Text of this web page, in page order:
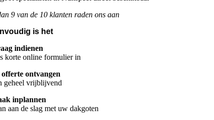
9 van de 10 klanten raden ons aan
is het
indienen
korte online formulier in
ontvangen
geheel vrijblijvend
inplannen
aan de slag met uw dakgoten